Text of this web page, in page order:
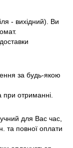
- вихідний). Ви
за будь-якою
при отриманні.
для Вас час,
та повної оплати